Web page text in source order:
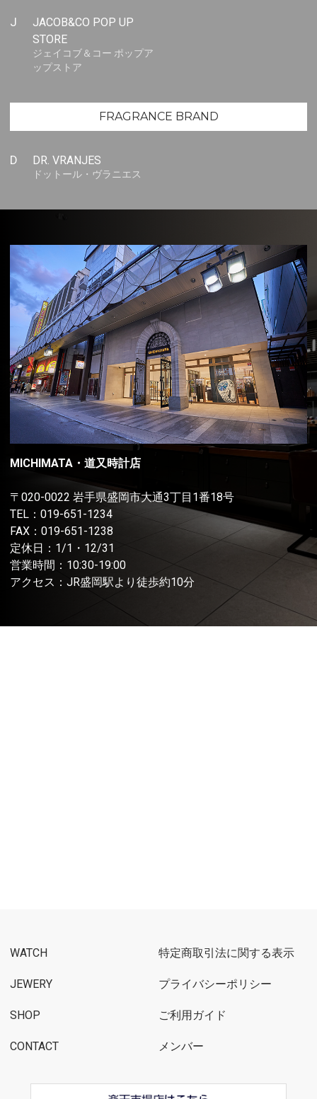
J
JACOB&CO POP UP
STORE
ジェイコブ＆コー ポップア
ップストア
FRAGRANCE BRAND
D DR. VRANJES
ドットール・ヴラニエス
MICHIMATA・道又時計店
〒020-0022 岩手県盛岡市大通3丁目1番18号
TEL： 019-651-1234
FAX：019-651-1238
定休日：1/1・12/31
営業時間：10:30-19:00
アクセス：JR盛岡駅より徒歩約10分
WATCH
JEWERY
SHOP
CONTACT
特定商取引法に関する表示
プライバシーポリシー
ご利用ガイド
メンバー